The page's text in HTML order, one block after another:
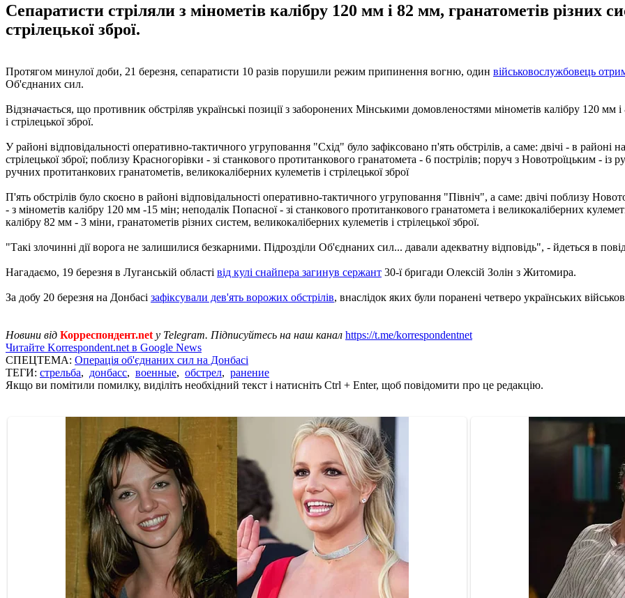
Сепаратисти стріляли з мінометів калібру 120 мм і 82 мм, гранатометів різних
стрілецької зброї.
Протягом минулої доби, 21 березня, сепаратисти 10 разів порушили режим припинення вогню, один військовослужбовець
Об'єднаних сил.
Відзначається, що противник обстріляв українські позиції з заборонених Мінськими домовленостями мінометів калібру 120 мм
і стрілецької зброї.
У районі відповідальності оперативно-тактичного угруповання "Схід" було зафіксовано п'ять обстрілів, а саме: двічі - в районі
стрілецької зброї; поблизу Красногорівки - зі станкового протитанкового гранатомета - 6 пострілів; поруч з Новотроїцьким -
ручних протитанкових гранатометів, великокаліберних кулеметів і стрілецької зброї
П'ять обстрілів було скоєно в районі відповідальності оперативно-тактичного угруповання "Північ", а саме: двічі поблизу
- з мінометів калібру 120 мм -15 мін; неподалік Попасної - зі станкового протитанкового гранатомета і великокаліберних
калібру 82 мм - 3 міни, гранатометів різних систем, великокаліберних кулеметів і стрілецької зброї.
"Такі злочинні дії ворога не залишилися безкарними. Підрозділи Об'єднаних сил... давали адекватну відповідь", - йдеться в
Нагадаємо, 19 березня в Луганській області від кулі снайпера загинув сержант 30-ї бригади Олексій Золін з Житомира.
За добу 20 березня на Донбасі зафіксували дев'ять ворожих обстрілів, внаслідок яких були поранені четверо українських
Новини від Корреспондент.net у Telegram. Підписуйтесь на наш канал https://t.me/korrespondentnet
Читайте Korrespondent.net в Google News
СПЕЦТЕМА: Операція об'єднаних сил на Донбасі
ТЕГИ: стрельба, донбасс, военные, обстрел, ранение
Якщо ви помітили помилку, виділіть необхідний текст і натисніть Ctrl + Enter, щоб повідомити про це редакцію.